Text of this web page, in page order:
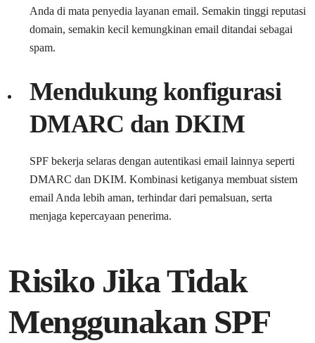
Anda di mata penyedia layanan email. Semakin tinggi reputasi
domain, semakin kecil kemungkinan email ditandai sebagai
spam.
Mendukung konfigurasi
DMARC dan DKIM
SPF bekerja selaras dengan autentikasi email lainnya seperti
DMARC dan DKIM. Kombinasi ketiganya membuat sistem
email Anda lebih aman, terhindar dari pemalsuan, serta
menjaga kepercayaan penerima.
Risiko Jika Tidak
Menggunakan SPF